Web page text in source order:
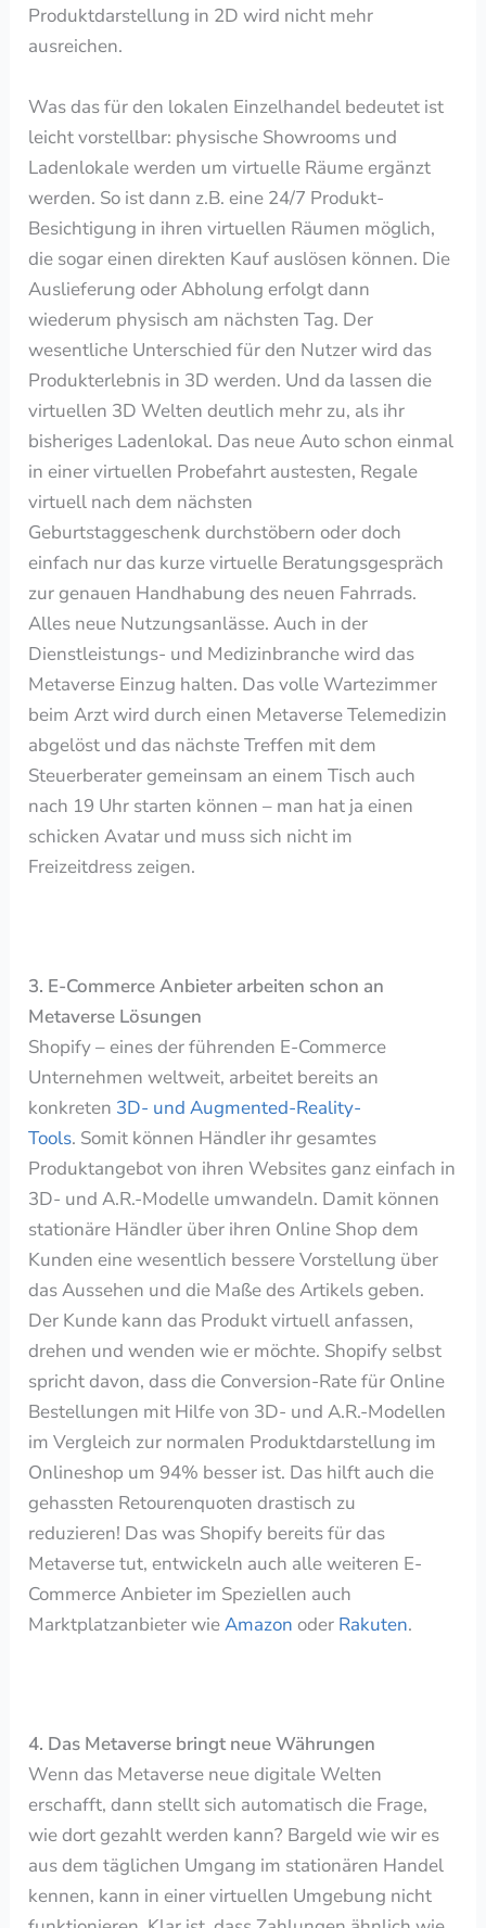
Produktdarstellung in 2D wird nicht mehr
ausreichen.
Was das für den lokalen Einzelhandel bedeutet ist
leicht vorstellbar: physische Showrooms und
Ladenlokale werden um virtuelle Räume ergänzt
werden. So ist dann z.B. eine 24/7 Produkt-
Besichtigung in ihren virtuellen Räumen möglich,
die sogar einen direkten Kauf auslösen können. Die
Auslieferung oder Abholung erfolgt dann
wiederum physisch am nächsten Tag. Der
wesentliche Unterschied für den Nutzer wird das
Produkterlebnis in 3D werden. Und da lassen die
virtuellen 3D Welten deutlich mehr zu, als ihr
bisheriges Ladenlokal. Das neue Auto schon einmal
in einer virtuellen Probefahrt austesten, Regale
virtuell nach dem nächsten
Geburtstaggeschenk durchstöbern oder doch
einfach nur das kurze virtuelle Beratungsgespräch
zur genauen Handhabung des neuen Fahrrads.
Alles neue Nutzungsanlässe. Auch in der
Dienstleistungs- und Medizinbranche wird das
Metaverse Einzug halten. Das volle Wartezimmer
beim Arzt wird durch einen Metaverse Telemedizin
abgelöst und das nächste Treffen mit dem
Steuerberater gemeinsam an einem Tisch auch
nach 19 Uhr starten können – man hat ja einen
schicken Avatar und muss sich nicht im
Freizeitdress zeigen.
3. E-Commerce Anbieter arbeiten schon an
Metaverse Lösungen
Shopify – eines der führenden E-Commerce
Unternehmen weltweit, arbeitet bereits an
konkreten 3D- und Augmented-Reality-
Tools. Somit können Händler ihr gesamtes
Produktangebot von ihren Websites ganz einfach in
3D- und A.R.-Modelle umwandeln. Damit können
stationäre Händler über ihren Online Shop dem
Kunden eine wesentlich bessere Vorstellung über
das Aussehen und die Maße des Artikels geben.
Der Kunde kann das Produkt virtuell anfassen,
drehen und wenden wie er möchte. Shopify selbst
spricht davon, dass die Conversion-Rate für Online
Bestellungen mit Hilfe von 3D- und A.R.-Modellen
im Vergleich zur normalen Produktdarstellung im
Onlineshop um 94% besser ist. Das hilft auch die
gehassten Retourenquoten drastisch zu
reduzieren! Das was Shopify bereits für das
Metaverse tut, entwickeln auch alle weiteren E-
Commerce Anbieter im Speziellen auch
Marktplatzanbieter wieAmazon oder Rakuten.
4. Das Metaverse bringt neue Währungen
Wenn das Metaverse neue digitale Welten
erschafft, dann stellt sich automatisch die Frage,
wie dort gezahlt werden kann? Bargeld wie wir es
aus dem täglichen Umgang im stationären Handel
kennen, kann in einer virtuellen Umgebung nicht